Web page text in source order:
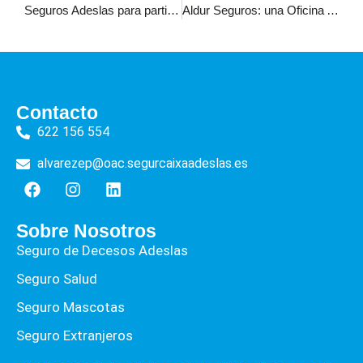
Seguros Adeslas para particulares y mascotas
Aldur Seguros: una Oficina Adeslas muy cerca de Estepona
Contacto
622 156 554
alvarezep@oac.segurcaixaadeslas.es
Sobre Nosotros
Seguro de Decesos Adeslas
Seguro Salud
Seguro Mascotas
Seguro Extranjeros